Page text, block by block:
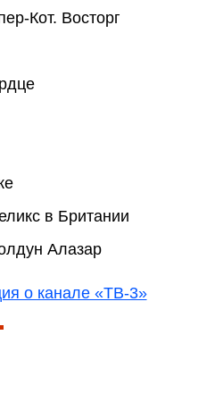
Кот. Восторг
в Британии
Алазар
о канале «ТВ-3»